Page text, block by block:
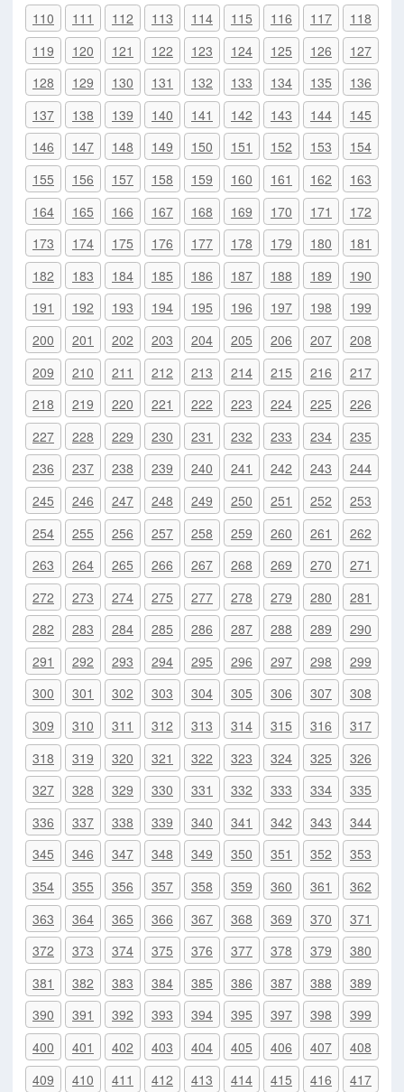
110
111 112 113 114 115 116 117
118
119
120 121 122 123 124 125 126
127
128
129 130 131 132 133 134 135
136
137
138 139 140 141 142 143 144
145
146
147 148 149 150 151 152 153
154
155
156 157 158 159 160 161 162
163
164
165 166 167 168 169 170 171
172
173
174 175 176 177 178 179 180
181
182
183 184 185 186 187 188 189
190
191
192 193 194 195 196 197 198
199
200
201 202 203 204 205 206 207
208
209
210 211 212 213 214 215 216
217
218
219 220 221 222 223 224 225
226
227
228 229 230 231 232 233 234
235
236
237 238 239 240 241 242 243
244
245
246 247 248 249 250 251 252
253
254
255 256 257 258 259 260 261
262
263
264 265 266 267 268 269 270
271
272
273 274 275 277 278 279 280
281
282
283 284 285 286 287 288 289
290
291
292 293 294 295 296 297 298
299
300
301 302 303 304 305 306 307
308
309
310 311 312 313 314 315 316
317
318
319 320 321 322 323 324 325
326
327
328 329 330 331 332 333 334
335
336
337 338 339 340 341 342 343
344
345
346 347 348 349 350 351 352
353
354
355 356 357 358 359 360 361
362
363
364 365 366 367 368 369 370
371
372
373 374 375 376 377 378 379
380
381
382 383 384 385 386 387 388
389
390
391 392 393 394 395 397 398
399
400
401 402 403 404 405 406 407
408
409
410 411 412 413 414 415 416 417